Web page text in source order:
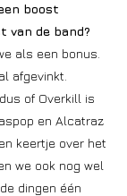
boost
van de band?
als een bonus.
afgevinkt.
of Overkill is
en Alcatraz
keertje over het
we ook nog wel
dingen één